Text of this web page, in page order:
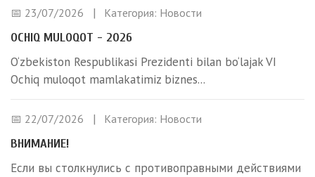
📅 23/07/2026 Категория: Новости
OCHIQ MULOQOT - 2026
O‘zbekiston Respublikasi Prezidenti bilan bo‘lajak VI
Ochiq muloqot mamlakatimiz biznes...
📅 22/07/2026 Категория: Новости
ВНИМАНИЕ!
Если вы столкнулись с противоправными действиями